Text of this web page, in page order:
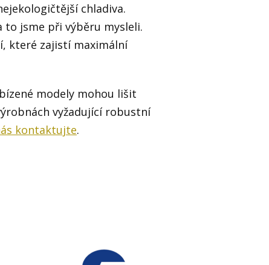
chladiva.
to jsme při výběru mysleli.
které zajistí maximální
modely mohou lišit
vyžadující robustní
kontaktujte.